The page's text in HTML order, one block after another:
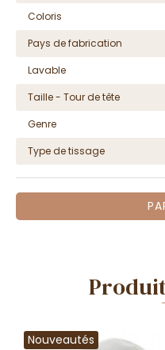
Coloris
Pays de fabrication
Lavable
Taille - Tour de tête
Genre
Type de tissage
Nouveautés